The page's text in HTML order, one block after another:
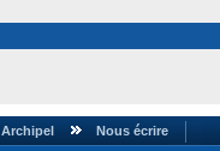
Archipel Nous écrire